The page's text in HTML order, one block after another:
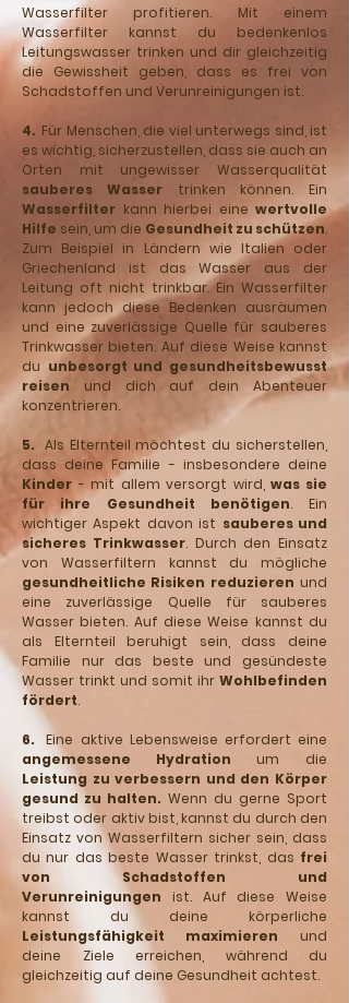
Wasserfilter profitieren. Mit einem
Wasserfilter kannst du bedenkenlos
Leitungswasser trinken und dir gleichzeitig
die Gewissheit geben, dass es frei von
Schadstoffen und Verunreinigungen ist.
4. Für Menschen, die viel unterwegs sind, ist
es wichtig, sicherzustellen, dass sie auch an
Orten mit ungewisser Wasserqualität
sauberes Wassertrinken können. Ein
Wasserfilter kann hierbei eine wertvolle
Hilfe sein, um die Gesundheit zu schützen.
Zum Beispiel in Ländern wie Italien oder
Griechenland ist das Wasser aus der
Leitung oft nicht trinkbar. Ein Wasserfilter
kann jedoch diese Bedenken ausräumen
und eine zuverlässige Quelle für sauberes
Trinkwasser bieten. Auf diese Weise kannst
du unbesorgt und gesundheitsbewusst
reisen und dich auf dein Abenteuer
konzentrieren.
5. Als Elternteil möchtest du sicherstellen,
dass deine Familie - insbesondere deine
Kinder - mit allem versorgt wird,was sie
für ihre Gesundheit benötigen. Ein
wichtiger Aspekt davon ist sauberes und
sicheres Trinkwasser. Durch den Einsatz
von Wasserfiltern kannst du mögliche
gesundheitliche Risiken reduzieren und
eine zuverlässige Quelle für sauberes
Wasser bieten. Auf diese Weise kannst du
als Elternteil beruhigt sein, dass deine
Familie nur das beste und gesündeste
Wasser trinkt und somit ihr Wohlbefinden
fördert.
6.Eine aktive Lebensweise erfordert eine
angemessene Hydration um die
Leistung zu verbessern und den Körper
gesund zu halten. Wenn du gerne Sport
treibst oder aktiv bist, kannst du durch den
Einsatz von Wasserfiltern sicher sein, dass
du nur das beste Wasser trinkst, das frei
von Schadstoffen und
Verunreinigungen ist. Auf diese Weise
kannst du deine körperliche
Leistungsfähigkeit maximieren und
deine Ziele erreichen, während du
gleichzeitig auf deine Gesundheit achtest.